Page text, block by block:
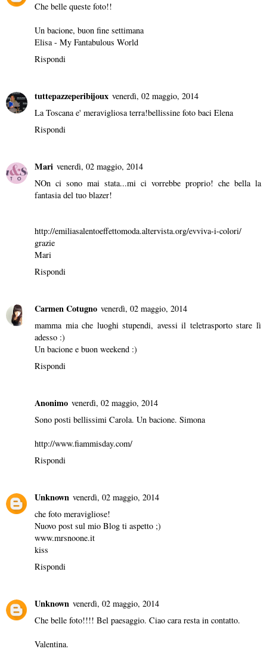
Che belle queste foto!!
Un bacione, buon fine settimana
Elisa - My Fantabulous World
Rispondi
tuttepazzeperibijoux venerdì, 02 maggio, 2014
La Toscana e' meravigliosa terra!bellissine foto baci Elena
Rispondi
Mari venerdì, 02 maggio, 2014
NOn ci sono mai stata...mi ci vorrebbe proprio! che bella la
fantasia del tuo blazer!
http://emiliasalentoeffettomoda.altervista.org/evviva-i-colori/
grazie
Mari
Rispondi
Carmen Cotugno venerdì, 02 maggio, 2014
mamma mia che luoghi stupendi, avessi il teletrasporto stare lì
adesso :)
Un bacione e buon weekend :)
Rispondi
Anonimo venerdì, 02 maggio, 2014
Sono posti bellissimi Carola. Un bacione. Simona
http://www.fiammisday.com/
Rispondi
Unknown venerdì, 02 maggio, 2014
che foto meravigliose!
Nuovo post sul mio Blog ti aspetto ;)
www.mrsnoone.it
kiss
Rispondi
Unknown venerdì, 02 maggio, 2014
Che belle foto!!!! Bel paesaggio. Ciao cara resta in contatto.
Valentina.